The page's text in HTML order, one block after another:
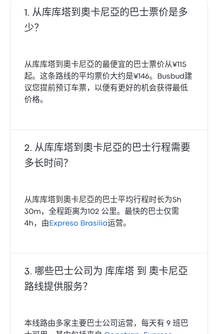
从库库塔到奧卡尼亞的巴士票价是多
少？
从库库塔到奧卡尼亞的最便宜的巴士票价从¥115
起。这条路线的平均票价大约是¥146。Busbud建
议您提前预订车票，以便有更好的机会获得最低
价格。
从库库塔到奧卡尼亞的巴士行程需要
多长时间？
从库库塔到奧卡尼亞的巴士平均行程时长为5h
30m，全程距离为102 公里。最快的巴士仅需
4h，由 Expreso Brasilia运营。
哪些巴士公司为 库库塔 到 奧卡尼亞
路线提供服务？
本线路由多家主要巴士公司运营，每天有 9 班巴